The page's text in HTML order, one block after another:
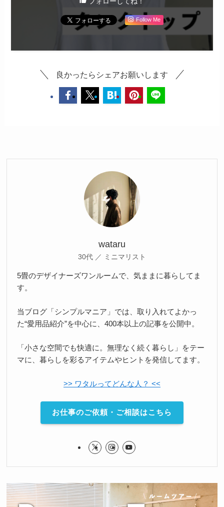
Follow Me
良かったらシェアお願いします
wataru
30代 ／ ミニマリスト
5畳のデザイナーズワンルームで、気ままに暮らしてま
す。
当ブログ「シンプルマニア」では、取り入れてよかっ
た“愛用品紹介”を中心に、400本以上の記事を公開中。
「小さな空間でも快適に。無理なく続く暮らし」をテー
マに、暮らしを彩るアイテムやヒントを発信してます。
>> ワタルってどんな人？ <<
お仕事のご依頼・ご相談はこちら